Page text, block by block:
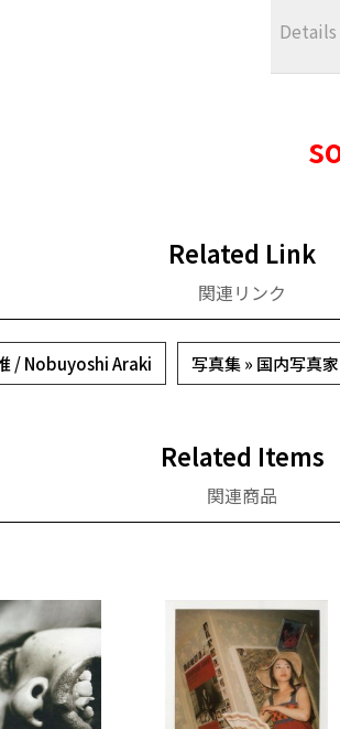
Details
Related Link
関連リンク
/ Nobuyoshi Araki 写真集 » 国内写真家
Related Items
関連商品